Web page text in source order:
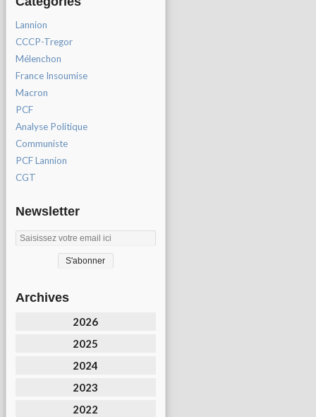
Lannion
CCCP-Tregor
Mélenchon
France Insoumise
Macron
PCF
Analyse Politique
Communiste
PCF Lannion
CGT
Newsletter
Archives
2026
2025
2024
2023
2022